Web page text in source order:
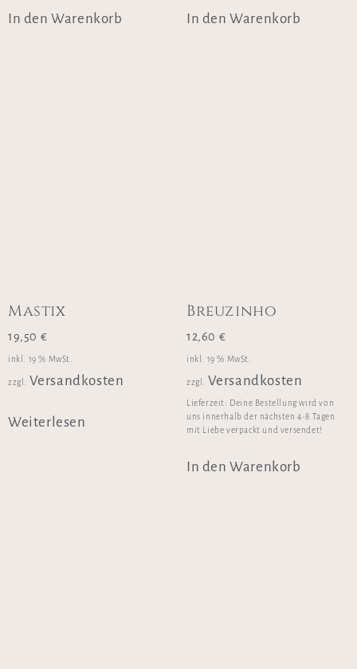
In den Warenkorb In den Warenkorb
Mastix
19,50 €
inkl. 19 % MwSt.
zzgl. Versandkosten
Weiterlesen
Breuzinho
12,60 €
inkl. 19 % MwSt.
zzgl. Versandkosten
Lieferzeit: Deine Bestellung wird von
uns innerhalb der nächsten 4-8 Tagen
mit Liebe verpackt und versendet!
In den Warenkorb